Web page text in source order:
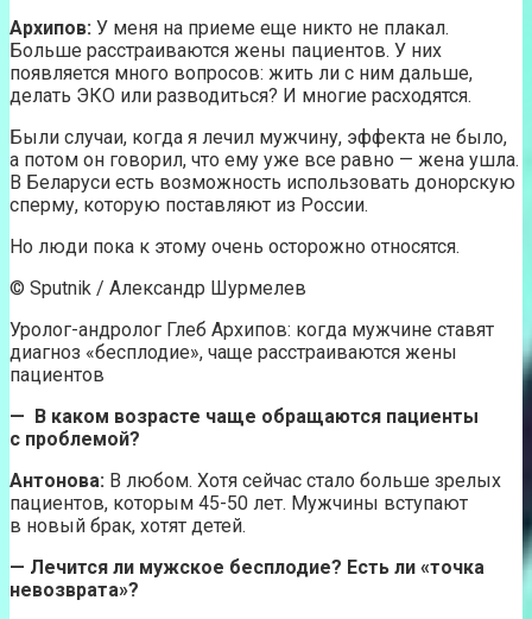
Архипов: У меня на приеме еще никто не плакал.
Больше расстраиваются жены пациентов. У них
появляется много вопросов: жить ли с ним дальше,
делать ЭКО или разводиться? И многие расходятся.
Были случаи, когда я лечил мужчину, эффекта не было,
а потом он говорил, что ему уже все равно — жена ушла.
В Беларуси есть возможность использовать донорскую
сперму, которую поставляют из России.
Но люди пока к этому очень осторожно относятся.
© Sputnik / Александр Шурмелев
Уролог-андролог Глеб Архипов: когда мужчине ставят
диагноз «бесплодие», чаще расстраиваются жены
пациентов
— В каком возрасте чаще обращаются пациенты
с проблемой?
Антонова: В любом. Хотя сейчас стало больше зрелых
пациентов, которым 45-50 лет. Мужчины вступают
в новый брак, хотят детей.
— Лечится ли мужское бесплодие? Есть ли «точка
невозврата»?